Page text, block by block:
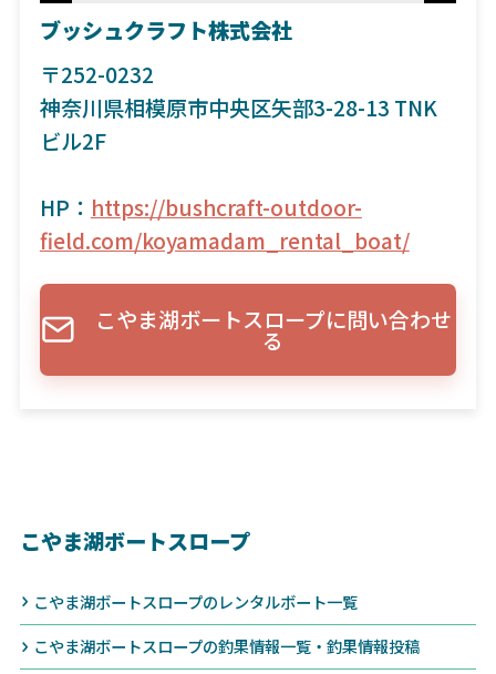
ブッシュクラフト株式会社
〒252-0232
神奈川県相模原市中央区矢部3-28-13 TNK
ビル2F
HP： https://bushcraft-outdoor-
field.com/koyamadam_rental_boat/
こやま湖ボートスロープに問い合わせ
る
こやま湖ボートスロープ
こやま湖ボートスロープのレンタルボート一覧
こやま湖ボートスロープの釣果情報一覧・釣果情報投稿